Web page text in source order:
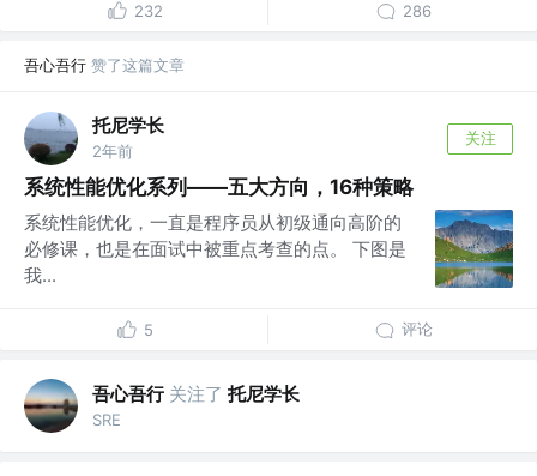
232 286
吾心吾行 赞了这篇文章
托尼学长
2年前
关注
系统性能优化系列——五大方向，16种策略
系统性能优化，一直是程序员从初级通向高阶的
必修课，也是在面试中被重点考查的点。 下图是
我...
5 评论
吾心吾行 关注了 托尼学长
SRE